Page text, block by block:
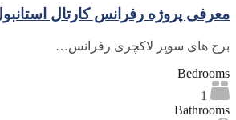
معرفی پروژه رفرانس کارتال
برج های سوپر لاکچری رفرانس…
Bedrooms
1
Bathrooms